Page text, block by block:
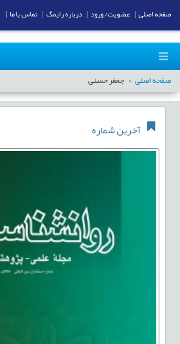
صفحه اصلی جعفر حسنی
آخرین شماره
صفحه اصلی عضویت/ ورود درباره رایمگ تماس با ما